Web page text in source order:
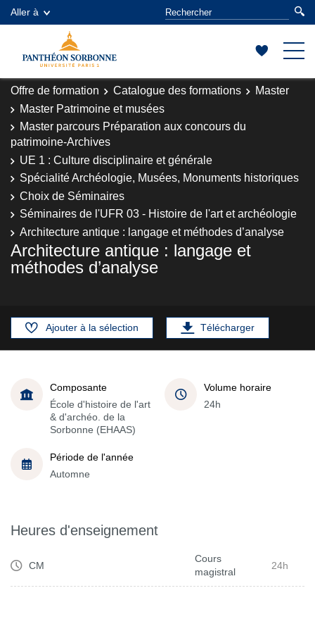
Aller à
Offre de formation Catalogue des formations
Master
Master Patrimoine et musées
Master parcours Préparation aux concours du
patrimoine-Archives
UE 1 : Culture disciplinaire et générale
Spécialité Archéologie, Musées, Monuments historiques
Choix de Séminaires
Séminaires de l'UFR 03 - Histoire de l'art et archéologie
Architecture antique : langage et méthodes d’analyse
Architecture antique : langage et
méthodes d’analyse
Ajouter à la sélection Télécharger
Composante
École d'histoire de l'art
& d'archéo. de la
Sorbonne (EHAAS)
Volume horaire
24h
Période de l'année
Automne
Heures d'enseignement
CM
Cours
magistral
24h